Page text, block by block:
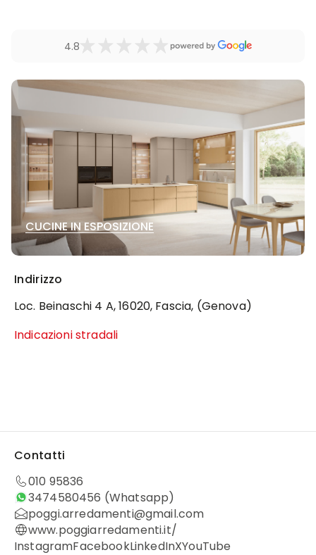
4.8
Indirizzo
Loc. Beinaschi 4 A, 16020, Fascia, (Genova)
Indicazioni stradali
Contatti
010 95836
3474580456 (Whatsapp)
poggi.arredamenti@gmail.com
www.poggiarredamenti.it/
InstagramFacebookLinkedInXYouTube
CUCINE IN ESPOSIZIONE